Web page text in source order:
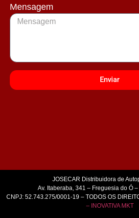
Mensagem
Enviar
JOSECAR Distribuidora de
Av. Itaberaba, 341 – Freguesia do Ó
CNPJ: 52.743.275/0001-19 – TODOS OS
– INOVATIVA MKT